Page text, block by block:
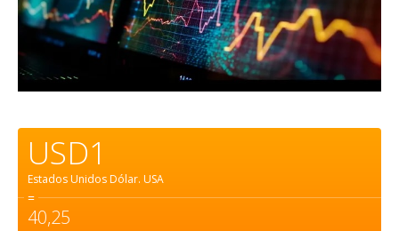
USD1
Estados Unidos Dólar. USA
=
40,25